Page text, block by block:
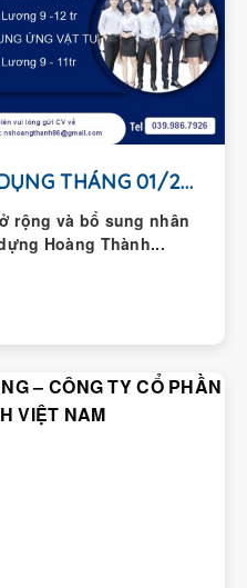
THÔNG BÁO TUYỂN DỤNG THÁNG 01/2026
rộng và bổ sung nhân
Hoàng Thành...